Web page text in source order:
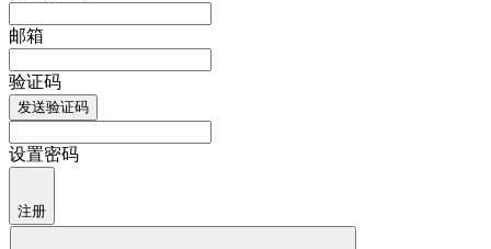
邮箱
验证码
发送验证码
设置密码
注册